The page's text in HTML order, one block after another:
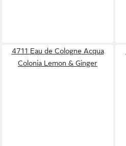
4711 Eau de Cologne Acqua
Colonia Lemon & Ginger